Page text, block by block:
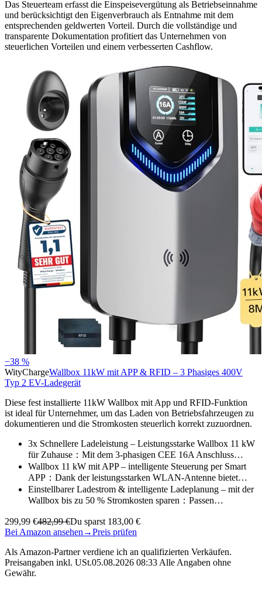
Das Steuerteam erfasst die Einspeisevergütung als Betriebseinnahme
und berücksichtigt den Eigenverbrauch als Entnahme mit dem
entsprechenden geldwerten Vorteil. Durch die vollständige und
transparente Dokumentation profitiert das Unternehmen von
steuerlichen Vorteilen und einem verbesserten Cashflow.
−38 %
WityChargeWallbox 11kW mit APP & RFID – 3 Phasiges 400V
Typ 2 EV-Ladegerät
Diese fest installierte 11kW Wallbox mit App und RFID-Funktion
ist ideal für Unternehmer, um das Laden von Betriebsfahrzeugen zu
dokumentieren und die Stromkosten steuerlich korrekt zuzuordnen.
3x Schnellere Ladeleistung – Leistungsstarke Wallbox 11 kW
für Zuhause：Mit dem 3-phasigen CEE 16A Anschluss…
Wallbox 11 kW mit APP – intelligente Steuerung per Smart
APP：Dank der leistungsstarken WLAN-Antenne bietet…
Einstellbarer Ladestrom & intelligente Ladeplanung – mit der
Wallbox bis zu 50 % Stromkosten sparen：Passen…
299,99 €482,99 €Du sparst 183,00 €
Bei Amazon ansehen →Preis prüfen
Als Amazon-Partner verdiene ich an qualifizierten Verkäufen.
Preisangaben inkl. USt.05.08.2026 08:33 Alle Angaben ohne
Gewähr.